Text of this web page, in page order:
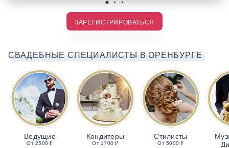
ЗАРЕГИСТРИРОВАТЬСЯ
СВАДЕБНЫЕ СПЕЦИАЛИСТЫ В ОРЕНБУРГЕ
Ведущие
От 2500 ₽
Кондитеры
От 1700 ₽
Стилисты
От 5000 ₽